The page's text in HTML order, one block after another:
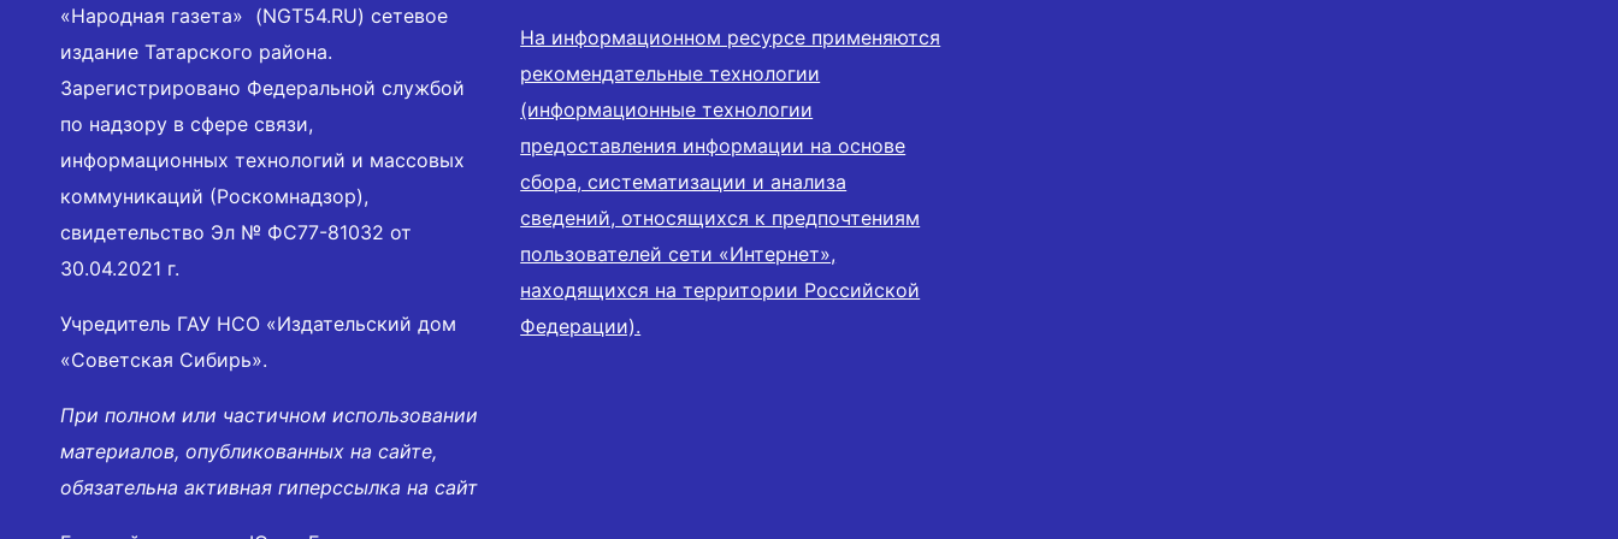
«Народная газета» (NGT54.RU) сетевое
издание Татарского района.
Зарегистрировано Федеральной службой
по надзору в сфере связи,
информационных технологий и массовых
коммуникаций (Роскомнадзор),
свидетельство Эл № ФС77-81032 от
30.04.2021 г.
Учредитель ГАУ НСО «Издательский дом
«Советская Сибирь».
При полном или частичном использовании
материалов, опубликованных на сайте,
обязательна активная гиперссылка на сайт
На информационном ресурсе применяются
рекомендательные технологии
(информационные технологии
предоставления информации на основе
сбора, систематизации и анализа
сведений, относящихся к предпочтениям
пользователей сети «Интернет»,
находящихся на территории Российской
Федерации).